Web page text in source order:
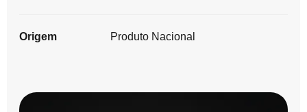
Origem Produto Nacional